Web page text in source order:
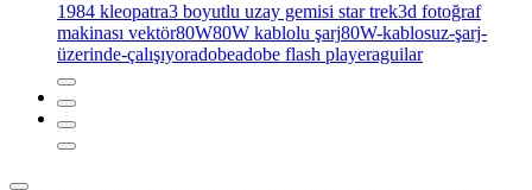
1984 kleopatra3 boyutlu uzay gemisi star trek3d fotoğraf
makinası vektör80W80W kablolu şarj80W-kablosuz-şarj-
üzerinde-çalışıyoradobeadobe flash playeraguilar